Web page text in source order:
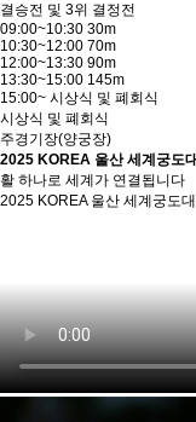
결승전 및 3위 결정전
09:00~10:30 30m
10:30~12:00 70m
12:00~13:30 90m
13:30~15:00 145m
15:00~ 시상식 및 폐회식
시상식 및 폐회식
주경기장(양궁장)
2025 KOREA 울산 세계궁도
활 하나로 세계가 연결됩니다
2025 KOREA 울산 세계궁도